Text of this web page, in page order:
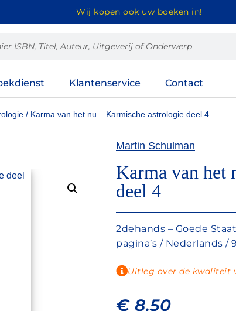
Wij kopen ook uw boeken in!
Klantenservice Contact
/ Karma van het nu – Karmische astrologie deel 4
Martin Schulman
Karma van het
deel 4
2dehands – Goede
pagina’s / Nederlands /
Uitleg over de kwaliteit
€8,50